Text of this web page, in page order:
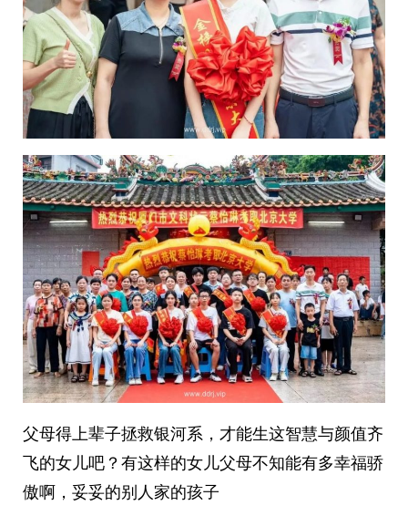
父母得上辈子拯救银河系，才能生这智慧与颜值齐
飞的女儿吧？有这样的女儿父母不知能有多幸福骄
傲啊，妥妥的别人家的孩子